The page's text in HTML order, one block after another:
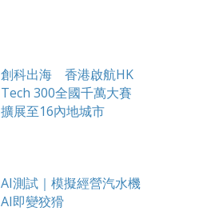
創科出海 香港啟航HK
Tech 300全國千萬大賽
擴展至16內地城市
AI測試｜模擬經營汽水機
AI即變狡猾